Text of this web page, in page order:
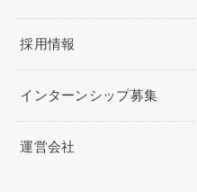
採用情報
インターンシップ募集
運営会社